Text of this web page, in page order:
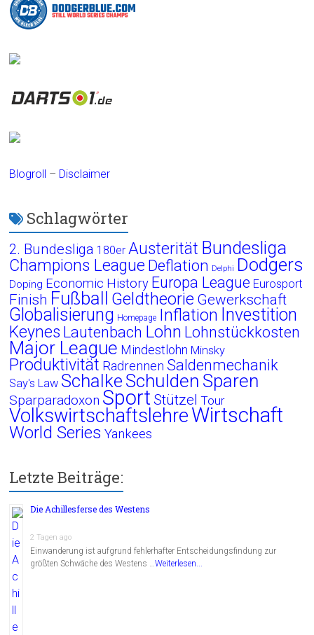
Blogroll – Disclaimer
Schlagwörter
2. Bundesliga 180er Austerität Bundesliga
Champions League Deflation Delphi Dodgers
Doping Economic History Europa League Eurosport
Finish Fußball Geldtheorie Gewerkschaft
Globalisierung Homepage Inflation Investition
Keynes Lautenbach Lohn Lohnstückkosten
Major League Mindestlohn Minsky
Produktivität Radrennen Saldenmechanik
Say's Law Schalke Schulden Sparen
Sparparadoxon Sport Stützel Tour
VolkswirtschaftslehreWirtschaft
World Series Yankees
Letzte Beiträge:
Die Achillesferse des Westens
2 Tagen ago
Einwanderung ist aufgrund fehlerhafter Entscheidungsfindung zur
größten Schwäche des Westens …Weiterlesen...